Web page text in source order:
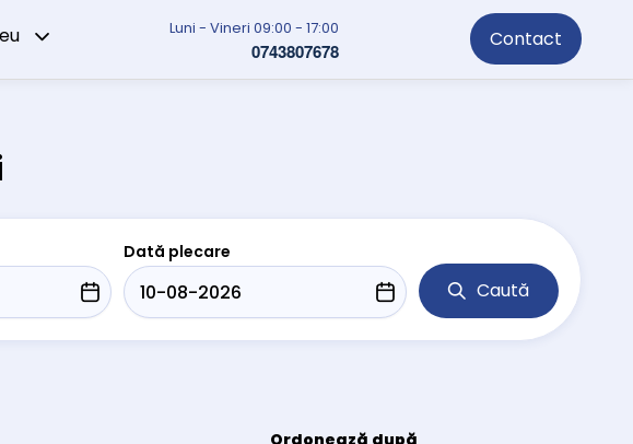
Luni - Vineri 09:00 - 17:00
0743807678 Contact
Dată plecare
Caută
Ordonează după